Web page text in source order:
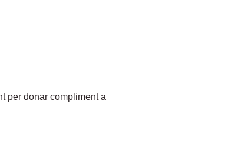
per donar compliment a